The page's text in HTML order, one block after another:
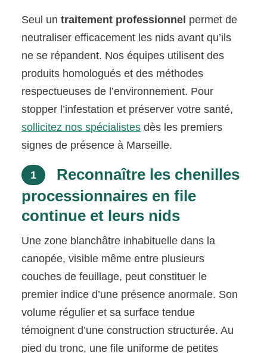
Seul untraitement professionnel permet de
neutraliser efficacement les nids avant qu’ils
ne se répandent. Nos équipes utilisent des
produits homologués et des méthodes
respectueuses de l’environnement. Pour
stopper l’infestation et préserver votre santé,
sollicitez nos spécialistes dès les premiers
signes de présence à Marseille.
1
Reconnaître les chenilles
processionnaires en file
continue et leurs nids
Une zone blanchâtre inhabituelle dans la
canopée, visible même entre plusieurs
couches de feuillage, peut constituer le
premier indice d’une présence anormale. Son
volume régulier et sa surface tendue
témoignent d’une construction structurée. Au
pied du tronc, une file uniforme de petites